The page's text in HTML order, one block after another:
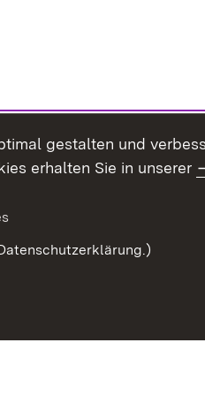
gestalten und
erhalten Sie in unserer